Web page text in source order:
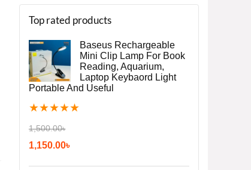
Top rated products
Baseus Rechargeable
Mini Clip Lamp For Book
Reading, Aquarium,
Laptop Keybaord Light
Portable And Useful
★★★★★
1,500.00৳
1,150.00৳